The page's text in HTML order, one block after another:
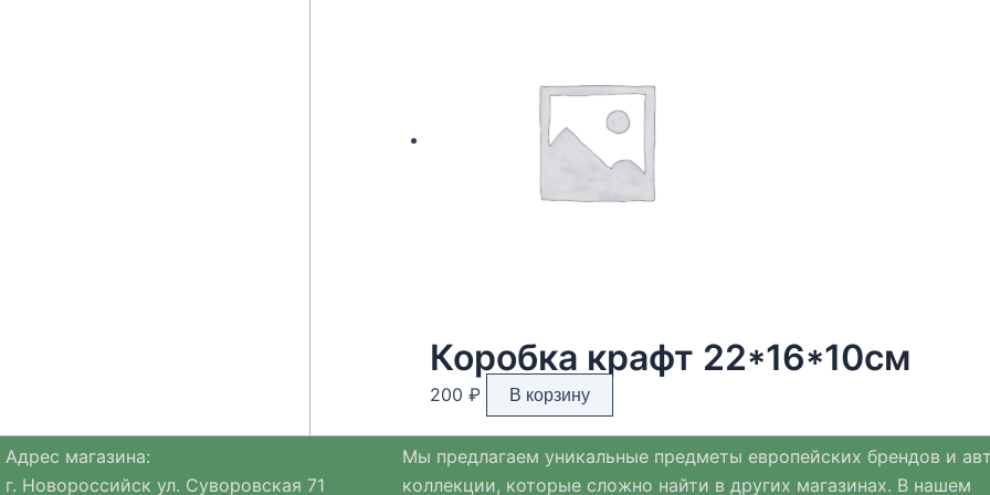
Коробка крафт 22*16*10см
200 ₽ В корзину
Адрес магазина:
г. Новороссийск ул. Суворовская 71
Мы предлагаем уникальные предметы европейских брендов и
коллекции, которые сложно найти в других магазинах. В нашем